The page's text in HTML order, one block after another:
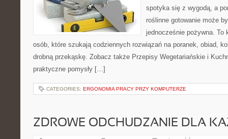
spotyka się z wygodą, a
roślinne gotowanie może
jednocześnie pożywna. To
osób, które szukają codziennych rozwiązań na poranek, obiad,
drobną przekąskę. Zobacz także Przepisy Wegetariańskie i
praktyczne pomysły […]
CATEGORIES: ERGONOMIA PRACY PRZY KOMPUTERZE
ZDROWE ODCHUDZANIE DLA